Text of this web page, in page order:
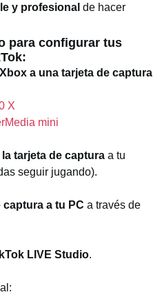
y profesional de hacer
para configurar tus
a una tarjeta de captura
X
mini
tarjeta de captura a tu
seguir jugando).
a tu PC a través de
LIVE Studio.